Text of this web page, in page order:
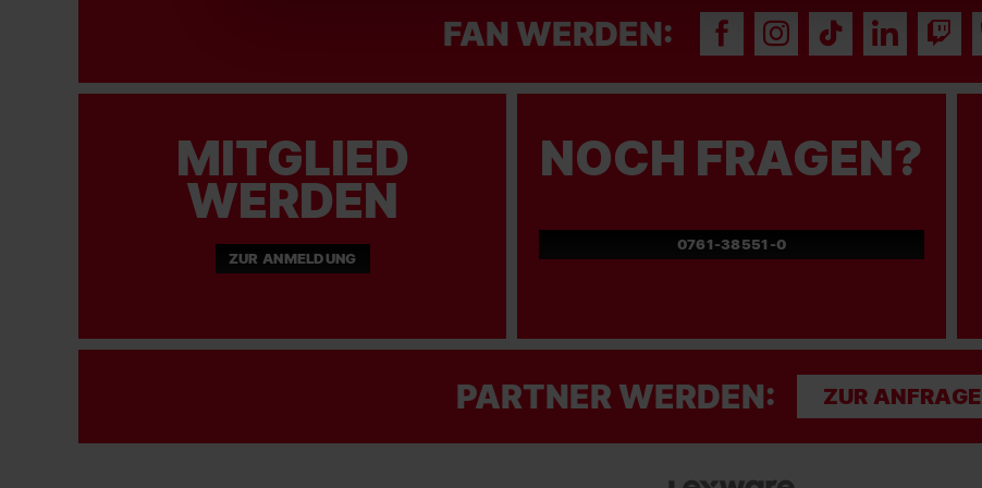
FAN WERDEN:
MITGLIED
WERDEN
ZUR ANMELDUNG
NOCH FRAGEN?
0761-38551-0
PARTNER WERDEN: ZUR ANFRAGE